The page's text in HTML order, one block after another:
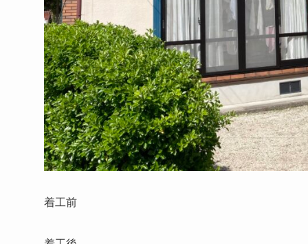
着工前